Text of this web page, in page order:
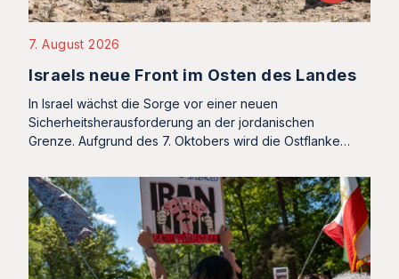
7. August 2026
Israels neue Front im Osten des Landes
In Israel wächst die Sorge vor einer neuen
Sicherheitsherausforderung an der jordanischen
Grenze. Aufgrund des 7. Oktobers wird die Ostflanke…